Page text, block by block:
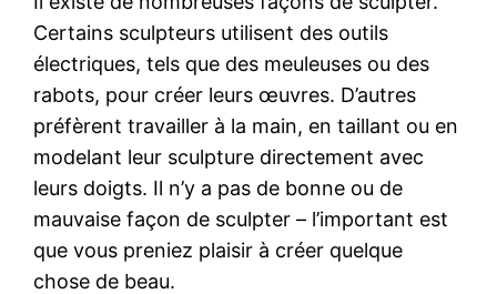
Certains sculpteurs utilisent des outils
électriques, tels que des meuleuses ou des
rabots, pour créer leurs œuvres. D’autres
préfèrent travailler à la main, en taillant ou en
modelant leur sculpture directement avec
leurs doigts. Il n’y a pas de bonne ou de
mauvaise façon de sculpter – l’important est
que vous preniez plaisir à créer quelque
chose de beau.